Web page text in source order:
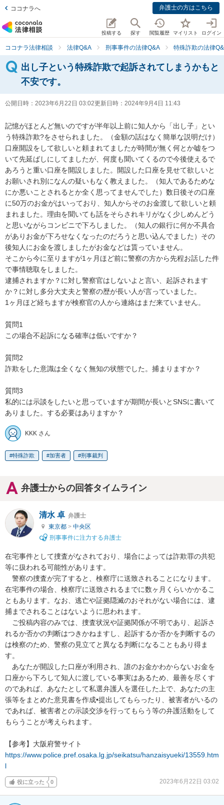
ココナラへ 弁護士の方はこちら
投稿する 探す 閲覧履歴 マイリスト ログイン
ココナラ法律相談 法律Q&A 刑事事件の法律Q&A 特殊詐欺の法律
出し子という特殊詐欺で起訴されてしまうかもと
不安です。
公開日時： 2023年6月22日 03:02更新日時： 2024年9月4日 11:43
記憶がほとんど無いのですが半年以上前に知人から「出し子」とい
う特殊詐欺?をさせられました。（金額の話はなく簡単な説明だけ）
口座開設をして欲しいと頼まれてましたが時間が無く何とか嘘をつ
いて先延ばしにしてましたが、何度も聞いてくるので今後使えるで
あろうと重い口座を開設しました。開設した口座を見せて欲しいと
お願いされ別になんの疑いもなく教えました。（知人であるためな
にか悪いことされるとか全く思ってませんでした）数日後その口座
に50万のお金がはいっており、知人からそのお金渡して欲しいと頼
まれました。理由を聞いても話をそらされキリがなく少しめんどう
と思いながらコンビニで下ろしました。（知人の銀行に何か不具合
がありお金が下ろせなくなったのだろうと思い込んでました）その
後知人にお金を渡しましたがお金などは貰っていません。
そこから今に至りますが1ヶ月ほど前に警察の方から先程お話した件
で事情聴取をしました。
逮捕されますか？に対し警察官はしないよと言い、起訴されます
か？に対し多分大丈夫と警察の歴が長い人が言っていました。
1ヶ月ほど経ちますが検察官の人から連絡はまだ来ていません。
質問1
この場合不起訴になる確率は低いですか？
質問2
詐欺をした意識は全くなく無知の状態でした。捕まりますか？
質問3
私的には示談をしたいと思っていますが期間が長いとSNSに書いて
ありました。する必要はありますか？
KKK さん
特殊詐欺 加害者 刑事裁判
弁護士からの回答タイムライン
清水 卓 弁護士
東京都 > 中央区
刑事事件に注力する弁護士
在宅事件として捜査がなされており、場合によっては詐欺罪の共犯
等に扱われる可能性があります。
警察の捜査が完了すると、検察庁に送致されることになります。
在宅事件の場合、検察庁に送致されるまでに数ヶ月くらいかかるこ
ともあります。なお、逃亡や証拠隠滅のおそれがない場合には、逮
捕までされることはないように思われます。
ご投稿内容のみでは、捜査状況や証拠関係が不明であり、起訴さ
れるか否かの判断はつきかねますし、起訴するか否かを判断するの
は検察のため、警察の見立てと異なる判断になることもあり得ま
す。
あなたが開設した口座が利用され、誰のお金かわからないお金を
口座から下ろして知人に渡している事実はあるため、最善を尽くす
のであれば、あなたとして私選弁護人を選任した上で、あなたの主
張等をまとめた意見書を作成•提出してもらったり、被害者がいるの
であれば、被害者との示談交渉を行ってもらう等の弁護活動をして
もらうことが考えられます。
https://www.police.pref.osaka.lg.jp/seikatsu/hanzaisyueki/13559.htm
l
役に立った 0 2023年6月22日 03:02